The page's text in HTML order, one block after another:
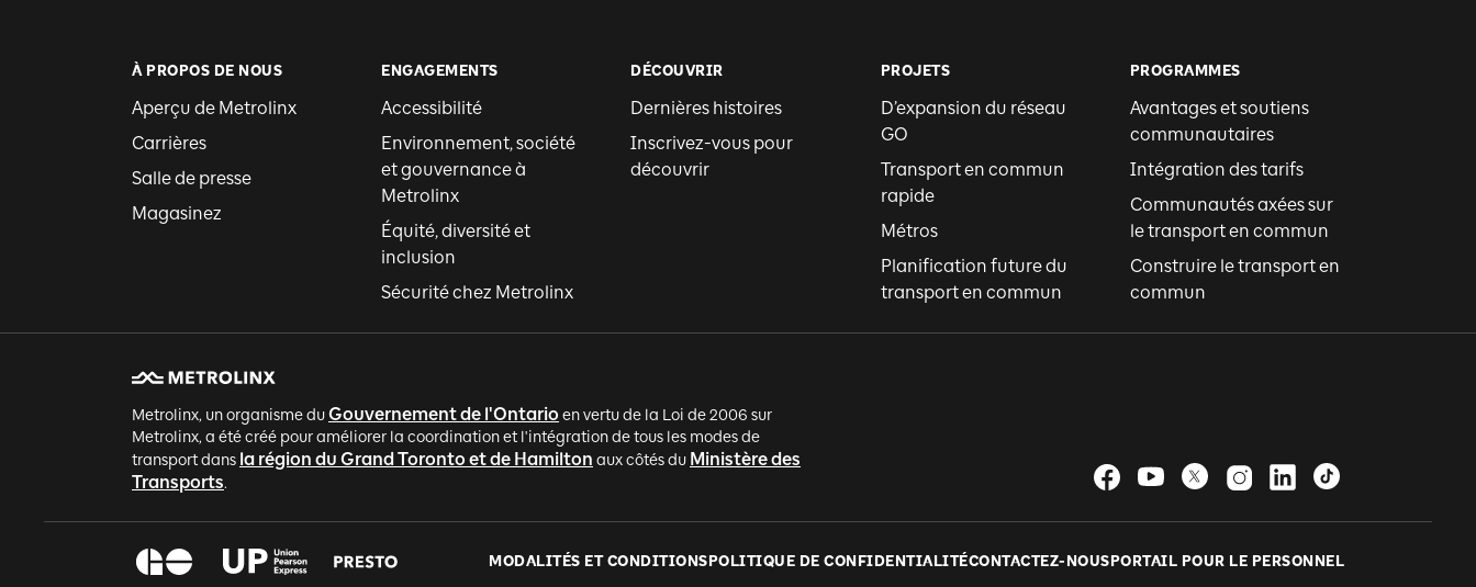
À PROPOS DE NOUS
Aperçu de Metrolinx
Carrières
Salle de presse
Magasinez
ENGAGEMENTS
Accessibilité
Environnement, société
et gouvernance à
Metrolinx
Équité, diversité et
inclusion
Sécurité chez Metrolinx
DÉCOUVRIR
Dernières histoires
Inscrivez-vous pour
découvrir
PROJETS
D’expansion du réseau
GO
Transport en commun
rapide
Métros
Planification future du
transport en commun
PROGRAMMES
Avantages et soutiens
communautaires
Intégration des tarifs
Communautés axées sur
le transport en commun
Construire le transport en
commun
Metrolinx, un organisme duGouvernement de l'Ontario en vertu de la Loi de 2006 sur
Metrolinx, a été créé pour améliorer la coordination et l'intégration de tous les modes de
transport dans la région du Grand Toronto et de Hamilton aux côtés du Ministère des
Transports.
MODALITÉS ET CONDITIONS POLITIQUE DE CONFIDENTIALITÉCONTACTEZ-NOUS PORTAIL POUR LE PERSONNEL